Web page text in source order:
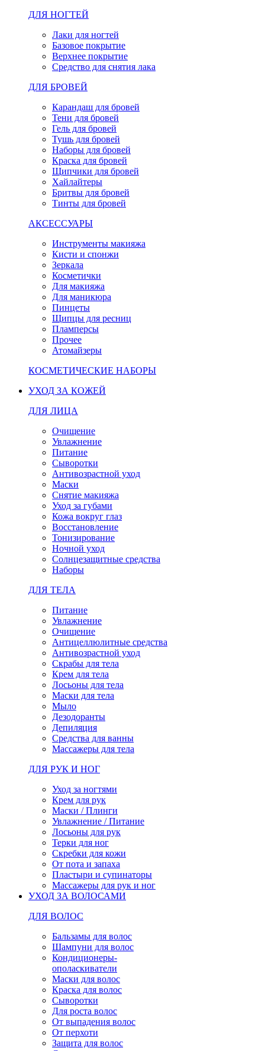
ДЛЯ НОГТЕЙ
Лаки для ногтей
Базовое покрытие
Верхнее покрытие
Средство для снятия лака
ДЛЯ БРОВЕЙ
Карандаш для бровей
Тени для бровей
Гель для бровей
Тушь для бровей
Наборы для бровей
Краска для бровей
Щипчики для бровей
Хайлайтеры
Бритвы для бровей
Тинты для бровей
АКСЕССУАРЫ
Инструменты макияжа
Кисти и спонжи
Зеркала
Косметички
Для макияжа
Для маникюра
Пинцеты
Щипцы для ресниц
Пламперсы
Прочее
Атомайзеры
КОСМЕТИЧЕСКИЕ НАБОРЫ
УХОД ЗА КОЖЕЙ
ДЛЯ ЛИЦА
Очищение
Увлажнение
Питание
Сыворотки
Антивозрастной уход
Маски
Снятие макияжа
Уход за губами
Кожа вокруг глаз
Восстановление
Тонизирование
Ночной уход
Солнцезащитные средства
Наборы
ДЛЯ ТЕЛА
Питание
Увлажнение
Очищение
Антицеллюлитные средства
Антивозрастной уход
Скрабы для тела
Крем для тела
Лосьоны для тела
Маски для тела
Мыло
Дезодоранты
Депиляция
Средства для ванны
Массажеры для тела
ДЛЯ РУК И НОГ
Уход за ногтями
Крем для рук
Маски / Плинги
Увлажнение / Питание
Лосьоны для рук
Терки для ног
Скребки для кожи
От пота и запаха
Пластыри и супинаторы
Массажеры для рук и ног
УХОД ЗА ВОЛОСАМИ
ДЛЯ ВОЛОС
Бальзамы для волос
Шампуни для волос
Кондиционеры-
ополаскиватели
Маски для волос
Краска для волос
Сыворотки
Для роста волос
От выпадения волос
От перхоти
Защита для волос